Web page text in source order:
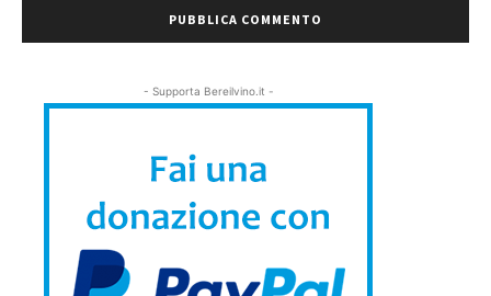
- Supporta Bereilvino.it -